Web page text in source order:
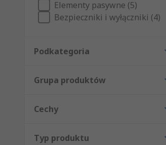
Elementy pasywne (5)
Bezpieczniki i wyłączniki (4)
Podkategoria
Grupa produktów
Cechy
Typ produktu